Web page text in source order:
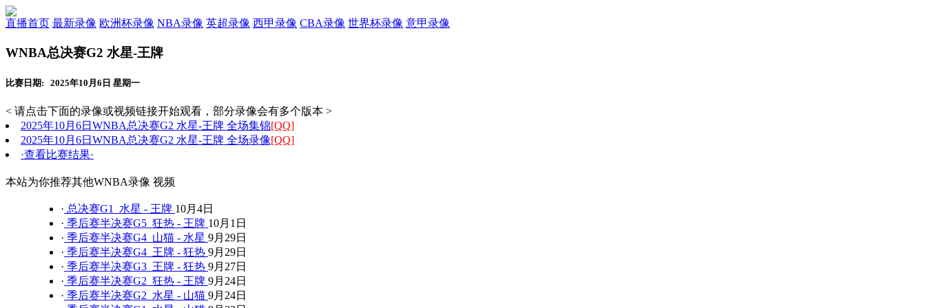
直播首页 最新录像 欧洲杯录像 NBA录像 英超录像 西甲录像 CBA录像 世界杯录像 意甲录像
WNBA总决赛G2 水星-王牌
比赛日期: 2025年10月6日 星期一
< 请点击下面的录像或视频链接开始观看，部分录像会有多个版本 >
2025年10月6日WNBA总决赛G2 水星-王牌 全场集锦[QQ]
2025年10月6日WNBA总决赛G2 水星-王牌 全场录像[QQ]
·查看比赛结果·
本站为你推荐其他WNBA录像 视频
· 总决赛G1 水星 - 王牌 10月4日
· 季后赛半决赛G5 狂热 - 王牌 10月1日
· 季后赛半决赛G4 山猫 - 水星 9月29日
· 季后赛半决赛G4 王牌 - 狂热 9月29日
· 季后赛半决赛G3 王牌 - 狂热 9月27日
· 季后赛半决赛G2 狂热 - 王牌 9月24日
· 季后赛半决赛G2 水星 - 山猫 9月24日